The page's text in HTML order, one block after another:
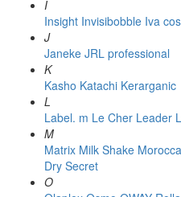
I
Insight Invisibobble Iva
J
Janeke JRL professional
K
Kasho Katachi Kerarganic
L
Label. m Le Cher Leader
M
Matrix Milk Shake
Dry Secret
O